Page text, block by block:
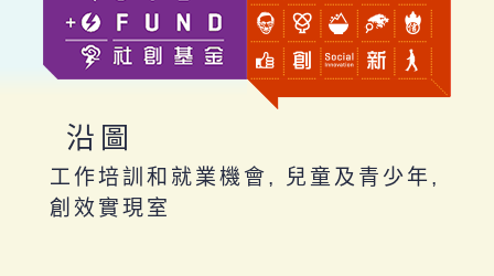
沿圖
工作培訓和就業機會, 兒童及青少年,
創效實現室